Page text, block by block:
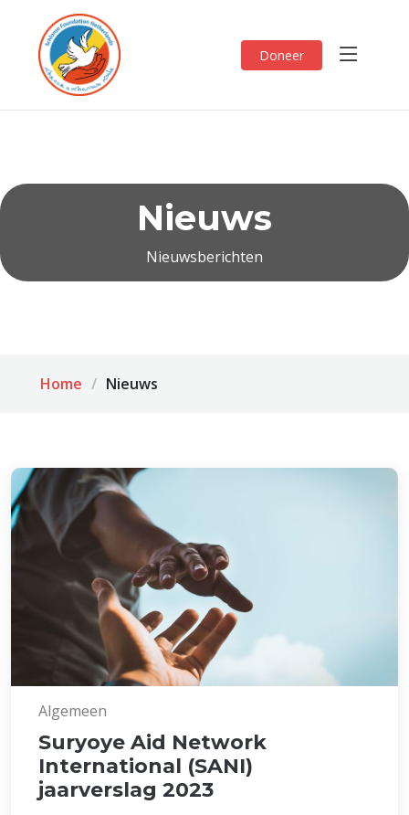
Doneer
Nieuws
Nieuwsberichten
Home Nieuws
Algemeen
Suryoye Aid Network
International (SANI)
jaarverslag 2023